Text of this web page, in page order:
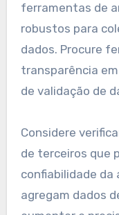
ferramentas de
robustos para
dados. Procure
transparência
de validação de
Considere
de terceiros que
confiabilidade da
agregam dados